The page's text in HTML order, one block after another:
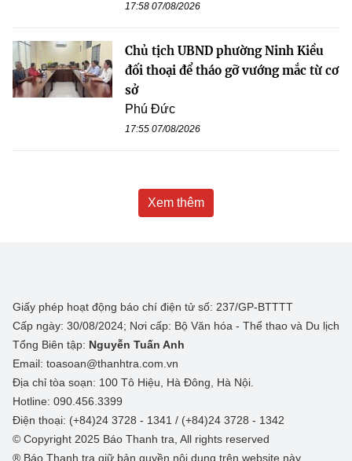
17:58 07/08/2026
Chủ tịch UBND phường Ninh Kiều
đối thoại để tháo gỡ vướng mắc từ cơ
sở
Phú Đức
17:55 07/08/2026
Xem thêm
Giấy phép hoạt động báo chí điện tử số: 237/GP-BTTTT
Cấp ngày: 30/08/2024; Nơi cấp: Bộ Văn hóa - Thể thao và Du lịch
Tổng Biên tập: Nguyễn Tuấn Anh
Email: toasoan@thanhtra.com.vn
Địa chỉ tòa soạn: 100 Tô Hiệu, Hà Đông, Hà Nội.
Hotline: 090.456.3399
Điện thoại: (+84)24 3728 - 1341 / (+84)24 3728 - 1342
© Copyright 2025 Báo Thanh tra, All rights reserved
® Báo Thanh tra giữ bản quyền nội dung trên website này